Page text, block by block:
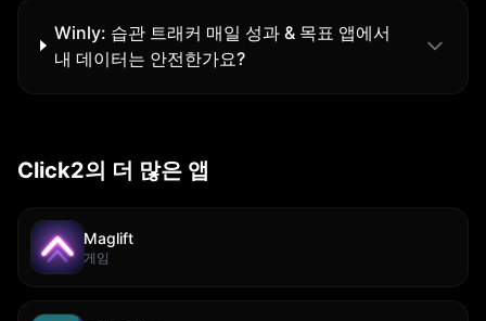
Winly: 습관 트래커 매일 성과 & 목표 앱에서
내 데이터는 안전한가요?
Click2의 더 많은 앱
Maglift
게임